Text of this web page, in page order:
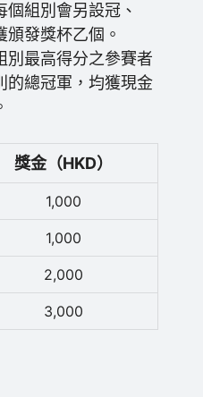
個組別會另設冠、
頒發獎杯乙個。
別最高得分之參賽者
的總冠軍，均獲現金
獎金（HKD）
1,000
1,000
2,000
3,000